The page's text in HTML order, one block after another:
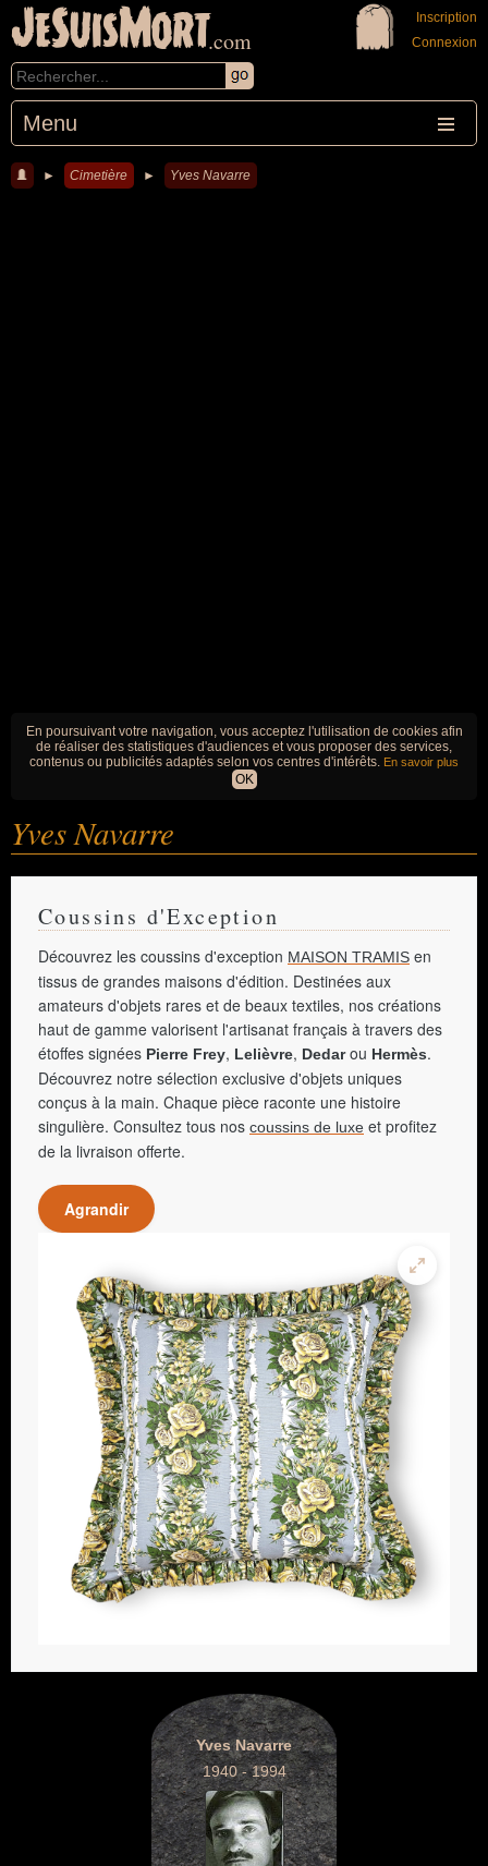
JeSuisMort.com
Menu
Inscription
Connexion
► Cimetière ► Yves Navarre
En poursuivant votre navigation, vous acceptez l'utilisation de cookies afin
de réaliser des statistiques d'audiences et vous proposer des services,
contenus ou publicités adaptés selon vos centres d'intérêts. En savoir plus
OK
Yves Navarre
Coussins d'Exception
Découvrez les coussins d'exception MAISON TRAMIS en
tissus de grandes maisons d'édition. Destinées aux
amateurs d'objets rares et de beaux textiles, nos créations
haut de gamme valorisent l'artisanat français à travers des
étoffes signées Pierre Frey, Lelièvre, Dedarou Hermès.
Découvrez notre sélection exclusive d'objets uniques
conçus à la main. Chaque pièce raconte une histoire
singulière. Consultez tous nos coussins de luxe et profitez
de la livraison offerte.
Agrandir
Yves Navarre
1940 - 1994